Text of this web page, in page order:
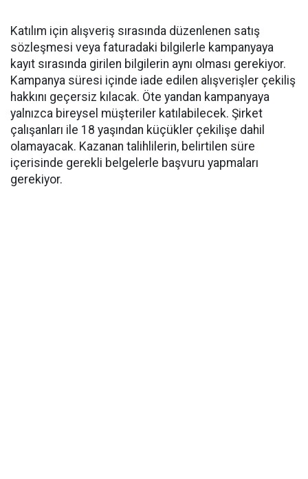
Katılım için alışveriş sırasında düzenlenen satış
sözleşmesi veya faturadaki bilgilerle kampanyaya
kayıt sırasında girilen bilgilerin aynı olması gerekiyor.
Kampanya süresi içinde iade edilen alışverişler çekiliş
hakkını geçersiz kılacak. Öte yandan kampanyaya
yalnızca bireysel müşteriler katılabilecek. Şirket
çalışanları ile 18 yaşından küçükler çekilişe dahil
olamayacak. Kazanan talihlilerin, belirtilen süre
içerisinde gerekli belgelerle başvuru yapmaları
gerekiyor.